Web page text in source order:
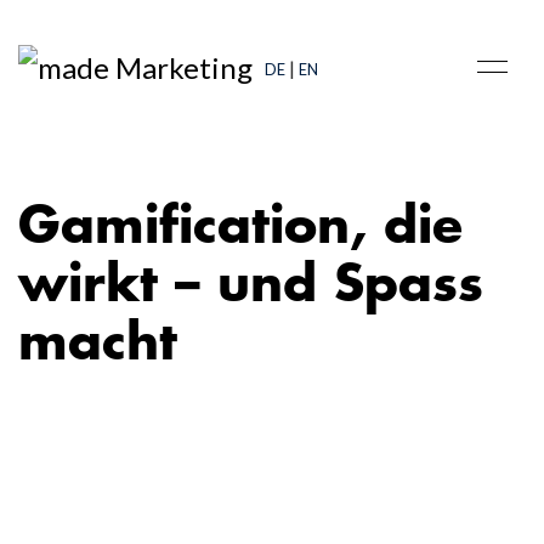
DE | EN
Gamification, die
wirkt – und Spass
macht